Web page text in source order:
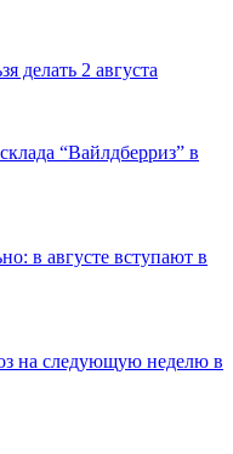
делать 2 августа
“Вайлдберриз” в
в августе вступают в
на следующую неделю в